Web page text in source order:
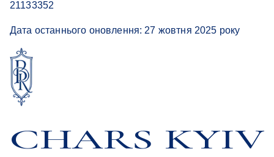
21133352
Дата останнього оновлення: 27 жовтня 2025 року
CHARS KYIV